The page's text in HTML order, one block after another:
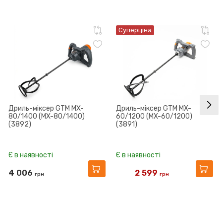
Дриль-міксер GTM MX-
80/1400 (MX-80/1400)
(3892)
Є в наявності
4 006 грн
Суперціна
Дриль-міксер GTM MX-
60/1200 (MX-60/1200)
(3891)
Є в наявності
2 599 грн